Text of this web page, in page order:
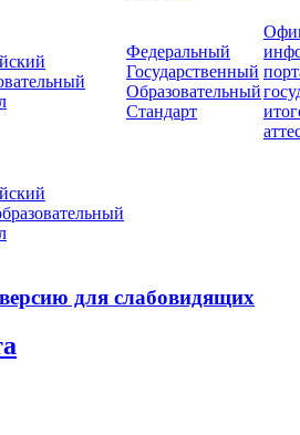
Федеральный
Государственный
Образовательный
Стандарт
для слабовидящих